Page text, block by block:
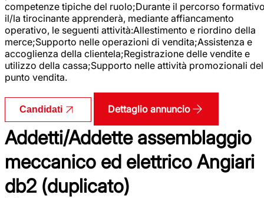
competenze tipiche del ruolo;Durante il percorso
il/la tirocinante apprenderà, mediante affiancamento
operativo, le seguenti attività:Allestimento e riordino della
merce;Supporto nelle operazioni di vendita;Assistenza e
accoglienza della clientela;Registrazione delle vendite e
utilizzo della cassa;Supporto nelle attività promozionali del
punto vendita.
Candidati Dettaglio annuncio
Addetti/Addette assemblaggio
meccanico ed elettrico Angiari
db2 (duplicato)